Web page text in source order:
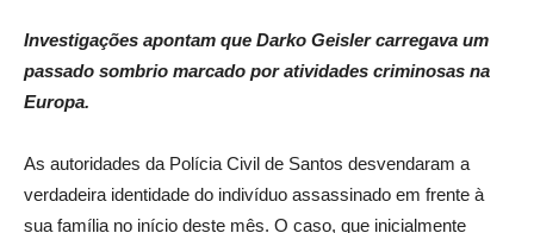
Investigações apontam que Darko Geisler carregava um
passado sombrio marcado por atividades criminosas na
Europa.
As autoridades da Polícia Civil de Santos desvendaram a
verdadeira identidade do indivíduo assassinado em frente à
sua família no início deste mês. O caso, que inicialmente